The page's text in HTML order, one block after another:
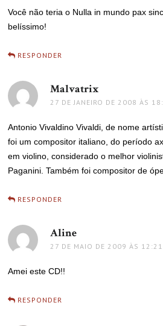
Você não teria o Nulla in mundo pax
belíssimo!
RESPONDER
Malvatrix
27 DE JANEIRO DE 2008 ÀS
Antonio Vivaldino Vivaldi, de nome
foi um compositor italiano, do período
em violino, considerado o melhor
Paganini. Também foi compositor de
RESPONDER
Aline
27 DE MAIO DE 2009 ÀS 12:21
Amei este CD!!
RESPONDER